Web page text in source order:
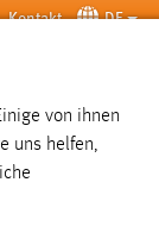
Kontakt DE
SUCHE
von ihnen
uns helfen,